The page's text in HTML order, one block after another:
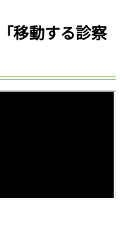
移動する診察